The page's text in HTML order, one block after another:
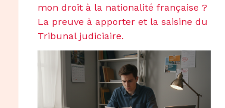
mon droit à la nationalité française ?
La preuve à apporter et la saisine du
Tribunal judiciaire.